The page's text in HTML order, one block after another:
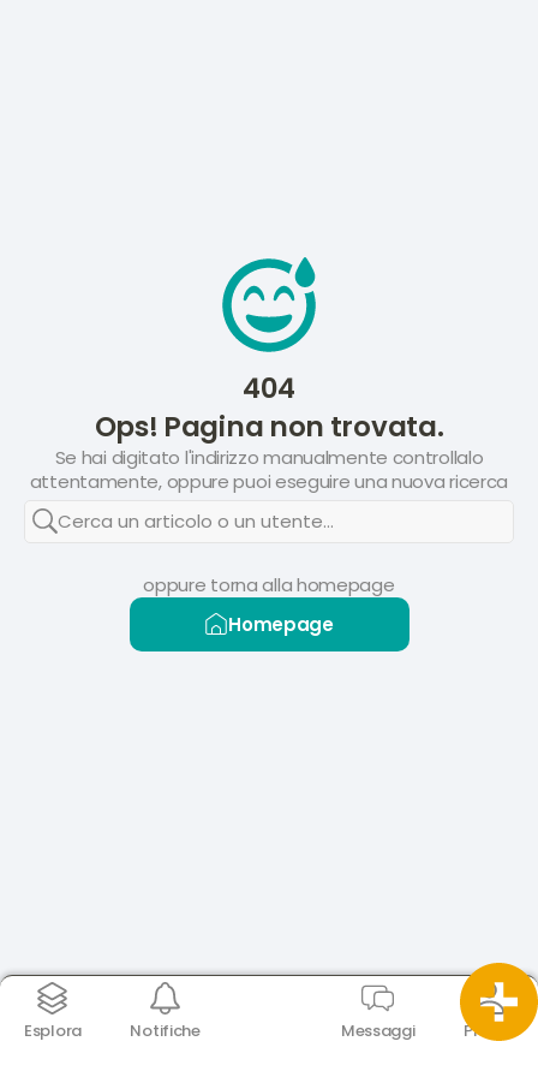
Esplora Notifiche Messaggi Profilo
404
Ops! Pagina non trovata.
Se hai digitato l'indirizzo manualmente controllalo
attentamente, oppure puoi eseguire una nuova ricerca
Cerca un articolo o un utente...
oppure torna alla homepage
Homepage